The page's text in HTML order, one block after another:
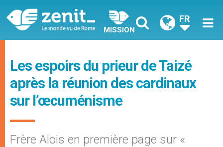
MISSION
FR
Les espoirs du prieur de Taizé
après la réunion des cardinaux
sur l’œcuménisme
Frère Alois en première page sur «